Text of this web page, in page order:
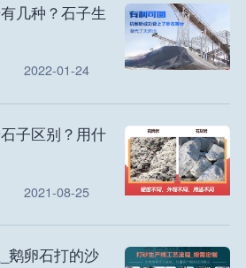
几种？石子生
2022-01-24
子区别？用什
2021-08-25
鹅卵石打的沙